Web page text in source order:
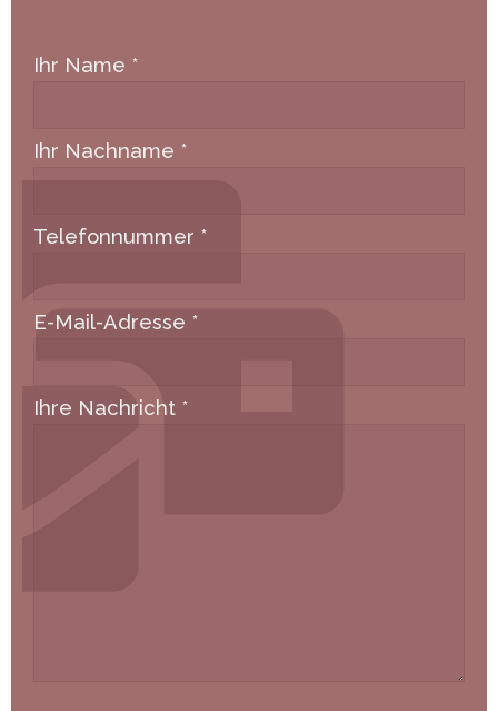
Ihr Name *
Ihr Nachname *
Telefonnummer *
E-Mail-Adresse *
Ihre Nachricht *